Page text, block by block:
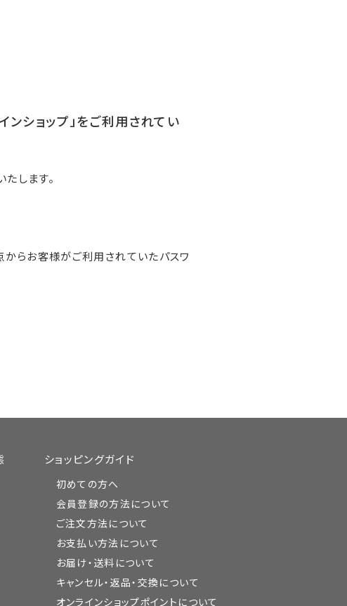
ンショップ」をご利用されてい
します。
からお客様がご利用されていたパスワ
ショッピングガイド
初めての方へ
会員登録の方法について
ご注文方法について
お支払い方法について
お届け・送料について
キャンセル・返品・交換について
オンラインショップポイントについて